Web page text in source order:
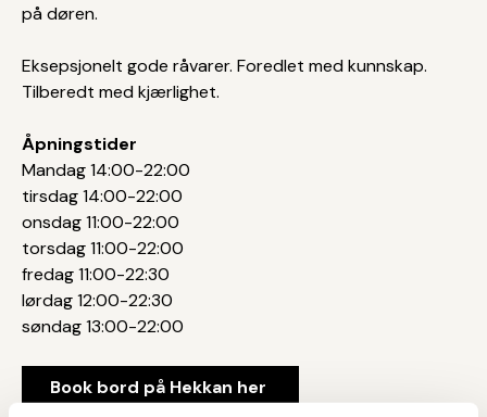
på døren.
Eksepsjonelt gode råvarer. Foredlet med kunnskap.
Tilberedt med kjærlighet.
Åpningstider
Mandag 14:00-22:00
tirsdag 14:00-22:00
onsdag 11:00-22:00
torsdag 11:00-22:00
fredag 11:00-22:30
lørdag 12:00-22:30
søndag 13:00-22:00
Book bord på Hekkan her